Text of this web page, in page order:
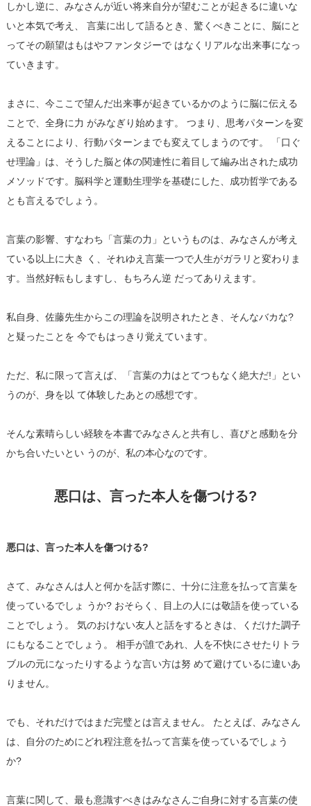
しかし逆に、みなさんが近い将来自分が望むことが起きるに違いな
いと本気で考え、 言葉に出して語るとき、驚くべきことに、脳にと
ってその願望はもはやファンタジーで はなくリアルな出来事になっ
ていきます。
まさに、今ここで望んだ出来事が起きているかのように脳に伝える
ことで、全身に力 がみなぎり始めます。 つまり、思考パターンを変
えることにより、行動パターンまでも変えてしまうのです。 「口ぐ
せ理論」は、そうした脳と体の関連性に着目して編み出された成功
メソッドです。脳科学と運動生理学を基礎にした、成功哲学である
とも言えるでしょう。
言葉の影響、すなわち「言葉の力」というものは、みなさんが考え
ている以上に大き く、それゆえ言葉一つで人生がガラリと変わりま
す。当然好転もしますし、もちろん逆 だってありえます。
私自身、佐藤先生からこの理論を説明されたとき、そんなバカな?
と疑ったことを 今でもはっきり覚えています。
ただ、私に限って言えば、「言葉の力はとてつもなく絶大だ!」とい
うのが、身を以 て体験したあとの感想です。
そんな素晴らしい経験を本書でみなさんと共有し、喜びと感動を分
かち合いたいとい うのが、私の本心なのです。
悪口は、言った本人を傷つける?
悪口は、言った本人を傷つける?
さて、みなさんは人と何かを話す際に、十分に注意を払って言葉を
使っているでしょ うか? おそらく、目上の人には敬語を使っている
ことでしょう。 気のおけない友人と話をするときは、くだけた調子
にもなることでしょう。 相手が誰であれ、人を不快にさせたりトラ
ブルの元になったりするような言い方は努 めて避けているに違いあ
りません。
でも、それだけではまだ完璧とは言えません。 たとえば、みなさん
は、自分のためにどれ程注意を払って言葉を使っているでしょう
か?
言葉に関して、最も意識すべきはみなさんご自身に対する言葉の使